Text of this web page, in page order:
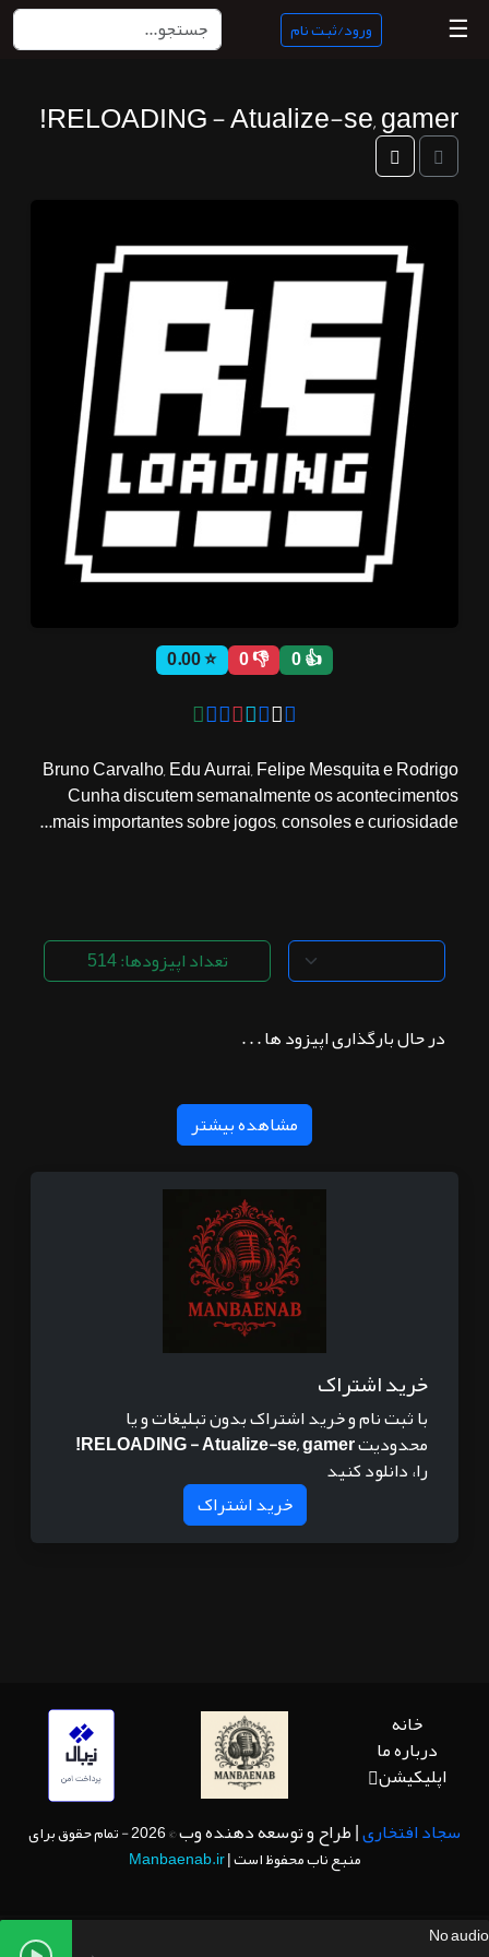
منبع
ناب
جستجو
پادکست
ورود/
☰ ورود/ثبت نام
RELOADING - Atualize-se, gamer!
👍 0
👎 0
⭐ 0.00
Bruno Carvalho, Edu Aurrai, Felipe Mesquita e Rodrigo
Cunha discutem semanalmente os acontecimentos
mais importantes sobre jogos, consoles e curiosidade...
No audio
تعداد اپیزودها: 514
در حال بارگذاری اپیزود ها . . .
مشاهده بیشتر
خرید اشتراک
با ثبت نام و خرید اشتراک بدون تبلیغات و یا
محدودیتRELOADING - Atualize-se, gamer!
را، دانلود کنید
خرید اشتراک
خانه
درباره ما
اپلیکیشن
سجاد افتخاری| طراح و توسعه دهنده وب
© 2026 - تمام حقوق برای
منبع ناب محفوظ است |Manbaenab.ir